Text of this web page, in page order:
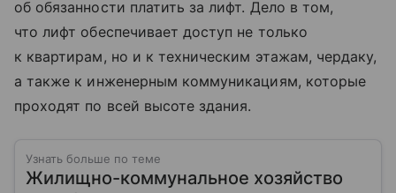
об обязанности платить за лифт. Дело в том,
что лифт обеспечивает доступ не только
к квартирам, но и к техническим этажам, чердаку,
а также к инженерным коммуникациям, которые
проходят по всей высоте здания.
Узнать больше по теме
Жилищно-коммунальное хозяйство